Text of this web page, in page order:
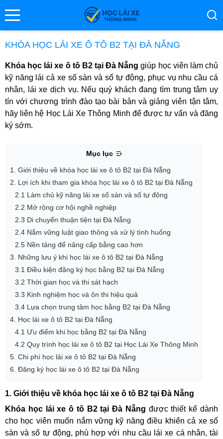
menu
KHÓA HỌC LÁI XE Ô TÔ B2 TẠI ĐÀ NẴNG
Khóa học lái xe ô tô B2 tại Đà Nẵng giúp học viên làm chủ
kỹ năng lái cả xe số sàn và số tự động, phục vụ nhu cầu cá
nhân, lái xe dịch vụ. Nếu quý khách đang tìm trung tâm uy
tín với chương trình đào tạo bài bản và giảng viên tận tâm,
hãy liên hệ Học Lái Xe Thông Minh để được tư vấn và đăng
ký sớm.
Mục lục
1. Giới thiệu về khóa học lái xe ô tô B2 tại Đà Nẵng
2. Lợi ích khi tham gia khóa học lái xe ô tô B2 tại Đà Nẵng
2.1 Làm chủ kỹ năng lái xe số sàn và số tự động
2.2 Mở rộng cơ hội nghề nghiệp
2.3 Di chuyển thuận tiện tại Đà Nẵng
2.4 Nắm vững luật giao thông và xử lý tình huống
2.5 Nền tảng để nâng cấp bằng cao hơn
3. Những lưu ý khi học lái xe ô tô B2 tại Đà Nẵng
3.1 Điều kiện đăng ký học bằng B2 tại Đà Nẵng
3.2 Thời gian học và thi sát hạch
3.3 Kinh nghiệm học và ôn thi hiệu quả
3.4 Lựa chọn trung tâm học bằng B2 tại Đà Nẵng
4. Học lái xe ô tô B2 tại Đà Nẵng
4.1 Ưu điểm khi học bằng B2 tại Đà Nẵng
4.2 Quy trình học lái xe ô tô B2 tại Học Lái Xe Thông Minh
5. Chi phí học lái xe ô tô B2 tại Đà Nẵng
6. Đăng ký học lái xe ô tô B2 tại Đà Nẵng
1. Giới thiệu về khóa học lái xe ô tô B2 tại Đà Nẵng
Khóa học lái xe ô tô B2 tại Đà Nẵng được thiết kế dành
cho học viên muốn nắm vững kỹ năng điều khiển cả xe số
sàn và số tự động, phù hợp với nhu cầu lái xe cá nhân, tài